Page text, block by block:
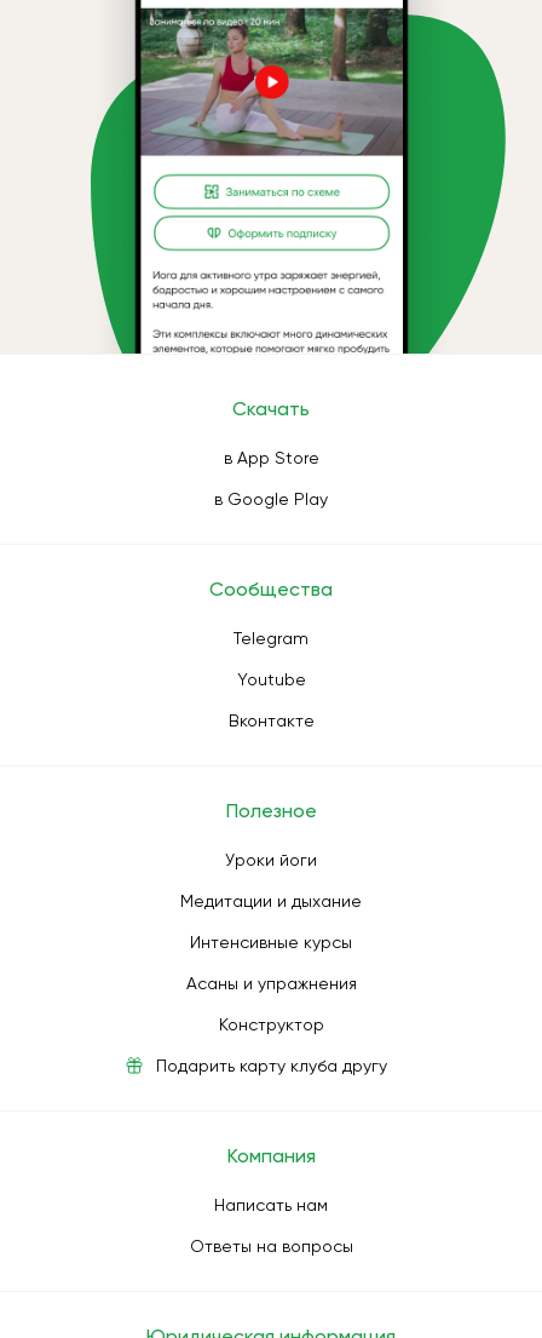
Скачать
в App Store
в Google Play
Сообщества
Telegram
Youtube
Вконтакте
Полезное
Уроки йоги
Медитации и дыхание
Интенсивные курсы
Асаны и упражнения
Конструктор
Подарить карту клуба другу
Компания
Написать нам
Ответы на вопросы